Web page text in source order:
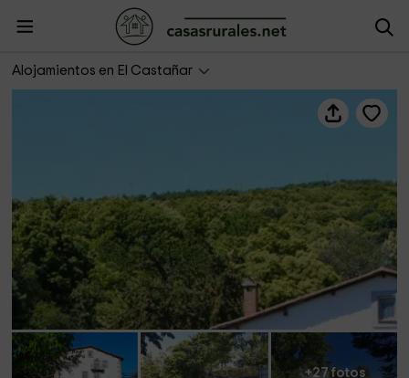
Alojamientos en El Castañar
La Higuera de Llano Alto
+27 fotos